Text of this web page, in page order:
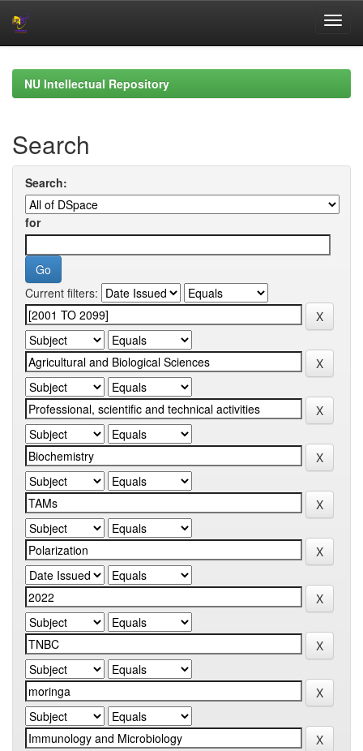
navigationNU Intellectual Repository
Search
Search:
for
Current filters: